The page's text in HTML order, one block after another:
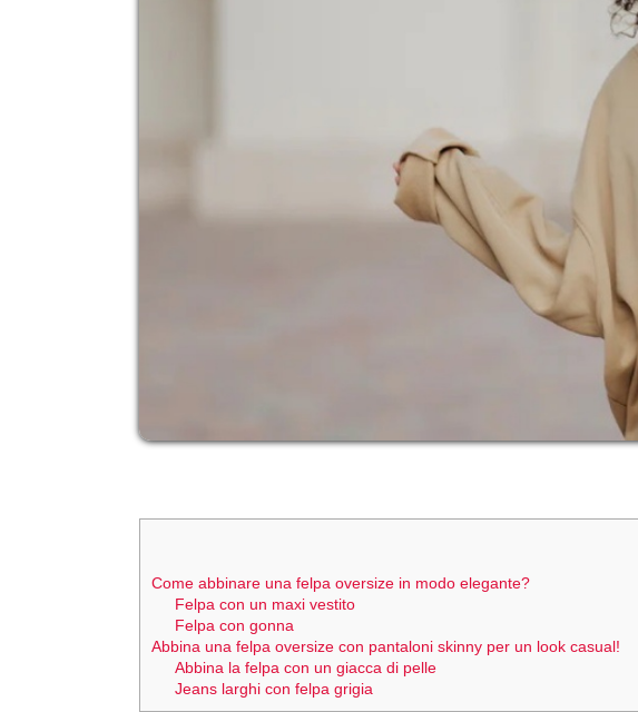
Come abbinare una felpa oversize in modo elegante?
Felpa con un maxi vestito
Felpa con gonna
Abbina una felpa oversize con pantaloni skinny per un look casual!
Abbina la felpa con un giacca di pelle
Jeans larghi con felpa grigia